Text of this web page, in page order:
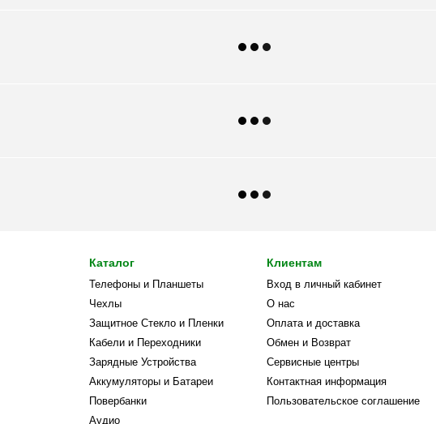
Каталог
Телефоны и Планшеты
Чехлы
Защитное Стекло и Пленки
Кабели и Переходники
Зарядные Устройства
Аккумуляторы и Батареи
Повербанки
Аудио
Клиентам
Вход в личный кабинет
О нас
Оплата и доставка
Обмен и Возврат
Сервисные центры
Контактная информация
Пользовательское соглашение